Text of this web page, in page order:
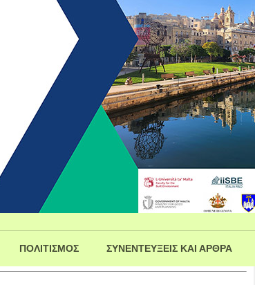
ΠΟΛΙΤΙΣΜΟΣ ΣΥΝΕΝΤΕΥΞΕΙΣ ΚΑΙ ΑΡΘΡΑ